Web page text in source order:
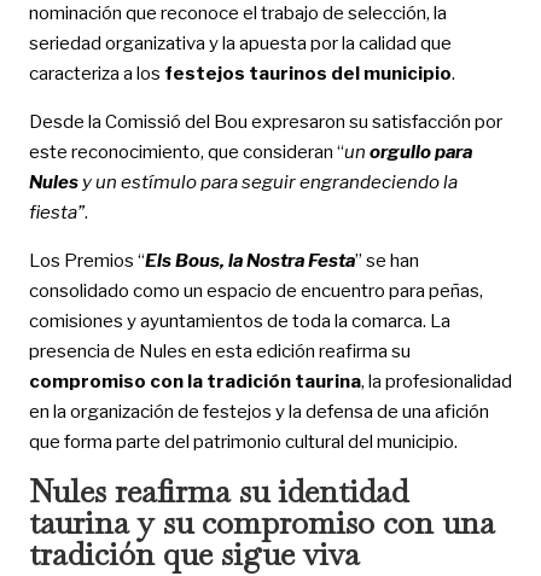
nominación que reconoce el trabajo de selección, la
seriedad organizativa y la apuesta por la calidad que
caracteriza a los festejos taurinos del municipio.
Desde la Comissió del Bou expresaron su satisfacción por
este reconocimiento, que consideran “un orgullo para
Nulesy un estímulo para seguir engrandeciendo la
fiesta”.
Los Premios “Els Bous, la Nostra Festa” se han
consolidado como un espacio de encuentro para peñas,
comisiones y ayuntamientos de toda la comarca. La
presencia de Nules en esta edición reafirma su
compromiso con la tradición taurina, la profesionalidad
en la organización de festejos y la defensa de una afición
que forma parte del patrimonio cultural del municipio.
Nules reafirma su identidad
taurina y su compromiso con una
tradición que sigue viva